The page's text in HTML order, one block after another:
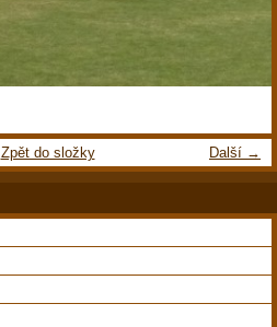
Další →
Zpět do složky